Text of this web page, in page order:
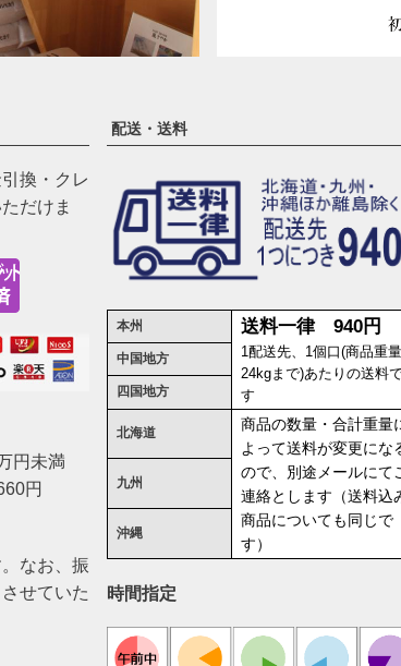
換・クレ
だけま
円未満
円
なお、振
せていた
配送・送料
本州 送料一律 940円
1配送先、1個口(商品重量
24kgまで)あたりの送料
す
中国地方
四国地方
北海道
商品の数量・合計重量
よって送料が変更にな
ので、別途メールにて
連絡とします（送料込
商品についても同じで
す）
九州
沖縄
時間指定